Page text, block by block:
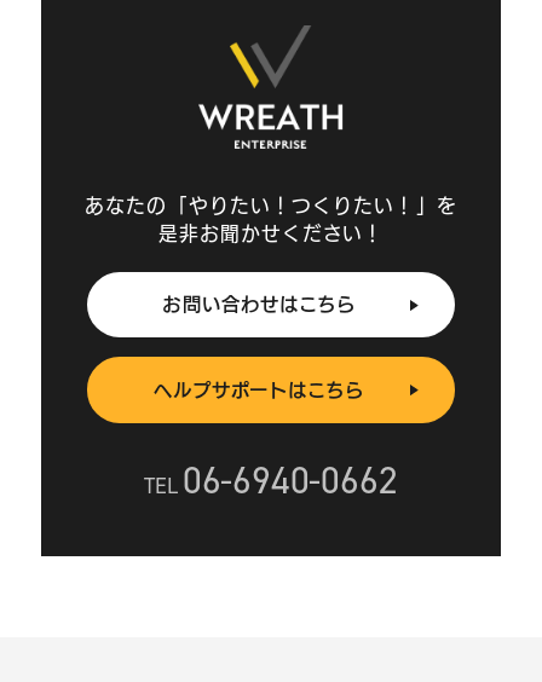
あなたの「やりたい！つくりたい！」を
是非お聞かせください！
お問い合わせはこちら
ヘルプサポートはこちら
TEL 06-6940-0662